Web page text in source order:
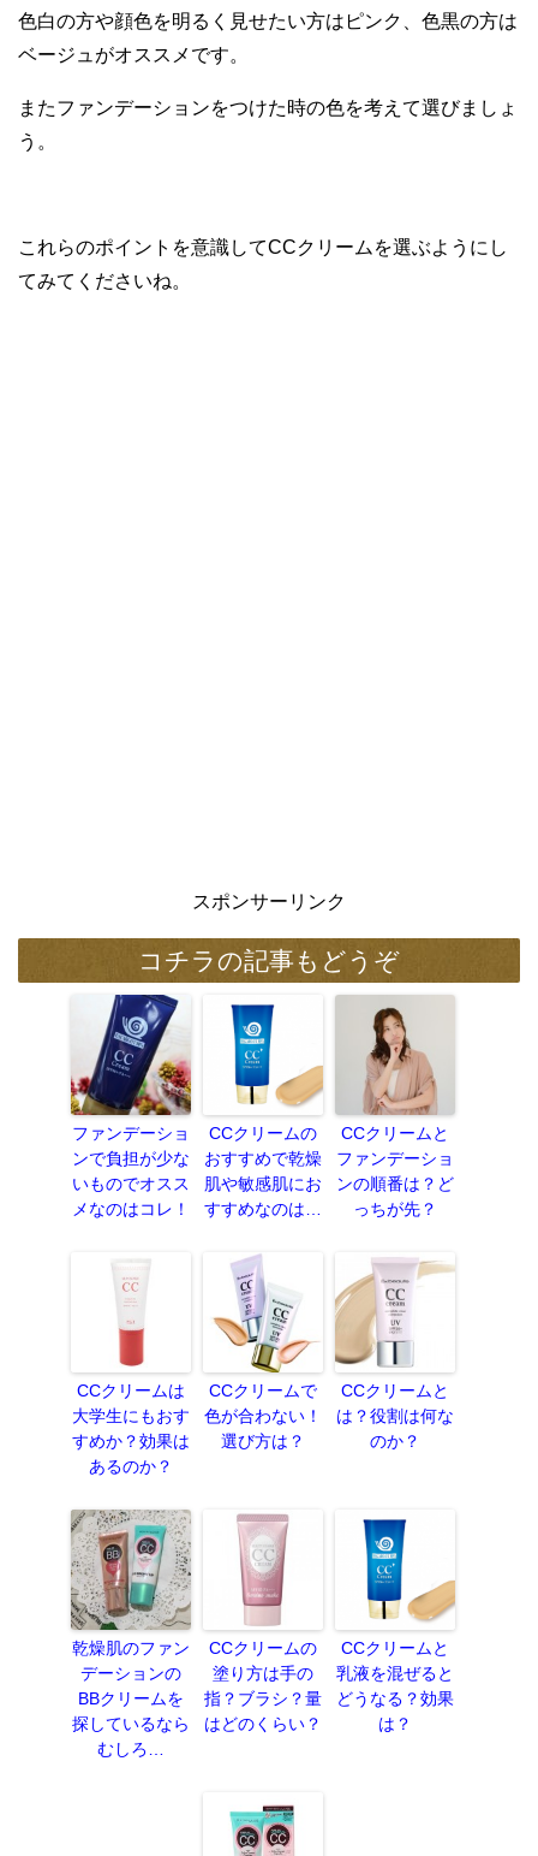
色白の方や顔色を明るく見せたい方はピンク、色黒の方は
ベージュがオススメです。
またファンデーションをつけた時の色を考えて選びましょ
う。
これらのポイントを意識してCCクリームを選ぶようにし
てみてくださいね。
スポンサーリンク
コチラの記事もどうぞ
ファンデーショ
ンで負担が少な
いものでオスス
メなのはコレ！
CCクリームの
おすすめで乾燥
肌や敏感肌にお
すすめなのは…
CCクリームと
ファンデーショ
ンの順番は？ど
っちが先？
CCクリームは
大学生にもおす
すめか？効果は
あるのか？
CCクリームで
色が合わない！
選び方は？
CCクリームと
は？役割は何な
のか？
乾燥肌のファン
デーションの
BBクリームを
探しているなら
むしろ…
CCクリームの
塗り方は手の
指？ブラシ？量
はどのくらい？
CCクリームと
乳液を混ぜると
どうなる？効果
は？